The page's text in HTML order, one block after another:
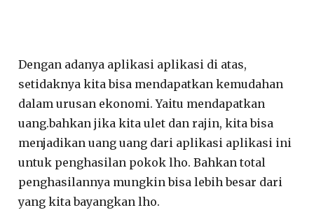
Dengan adanya aplikasi aplikasi di atas,
setidaknya kita bisa mendapatkan kemudahan
dalam urusan ekonomi. Yaitu mendapatkan
uang.bahkan jika kita ulet dan rajin, kita bisa
menjadikan uang uang dari aplikasi aplikasi ini
untuk penghasilan pokok lho. Bahkan total
penghasilannya mungkin bisa lebih besar dari
yang kita bayangkan lho.